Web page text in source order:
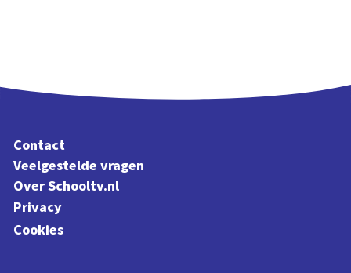
Contact
Veelgestelde vragen
Over Schooltv.nl
Privacy
Cookies